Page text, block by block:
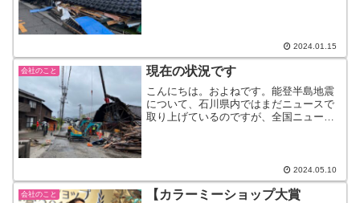
2024.01.15
会社のこと 現在の状況です
こんにちは。およねです。能登半島地震
について、石川県内ではまだニュースで
取り上げているのですが、全国ニュース
ていたら、忘れる。普段の生... 2024.05.10
会社のこと
【カラーミーショップ大賞